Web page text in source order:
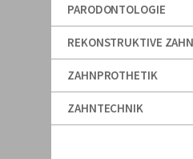
PARODONTOLOGIE
REKONSTRUKTIVE
ZAHNPROTHETIK
ZAHNTECHNIK